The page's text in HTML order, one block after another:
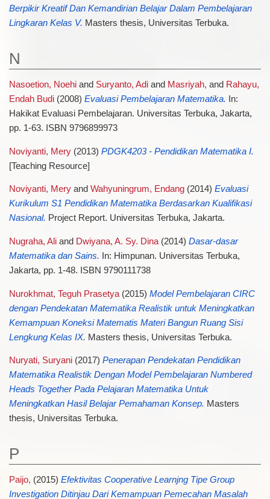
Berpikir Kreatif Dan Kemandirian Belajar Dalam Pembelajaran
Lingkaran Kelas V. Masters thesis, Universitas Terbuka.
N
Nasoetion, Noehiand Suryanto, Adiand Masriyah, and Rahayu,
Endah Budi(2008) Evaluasi Pembelajaran Matematika. In:
Hakikat Evaluasi Pembelajaran. Universitas Terbuka, Jakarta,
pp. 1-63. ISBN 9796899973
Noviyanti, Mery(2013) PDGK4203 - Pendidikan Matematika I.
[Teaching Resource]
Noviyanti, Meryand Wahyuningrum, Endang(2014) Evaluasi
Kurikulum S1 Pendidikan Matematika Berdasarkan Kualifikasi
Nasional. Project Report. Universitas Terbuka, Jakarta.
Nugraha, Aliand Dwiyana, A. Sy. Dina(2014) Dasar-dasar
Matematika dan Sains. In: Himpunan. Universitas Terbuka,
Jakarta, pp. 1-48. ISBN 9790111738
Nurokhmat, Teguh Prasetya(2015) Model Pembelajaran CIRC
dengan Pendekatan Matematika Realistik untuk Meningkatkan
Kemampuan Koneksi Matematis Materi Bangun Ruang Sisi
Lengkung Kelas IX. Masters thesis, Universitas Terbuka.
Nuryati, Suryani(2017) Penerapan Pendekatan Pendidikan
Matematika Realistik Dengan Model Pembelajaran Numbered
Heads Together Pada Pelajaran Matematika Untuk
Meningkatkan Hasil Belajar Pemahaman Konsep. Masters
thesis, Universitas Terbuka.
P
Paijo, (2015) Efektivitas Cooperative Learnjng Tipe Group
Investigation Ditinjau Dari Kemampuan Pemecahan Masalah